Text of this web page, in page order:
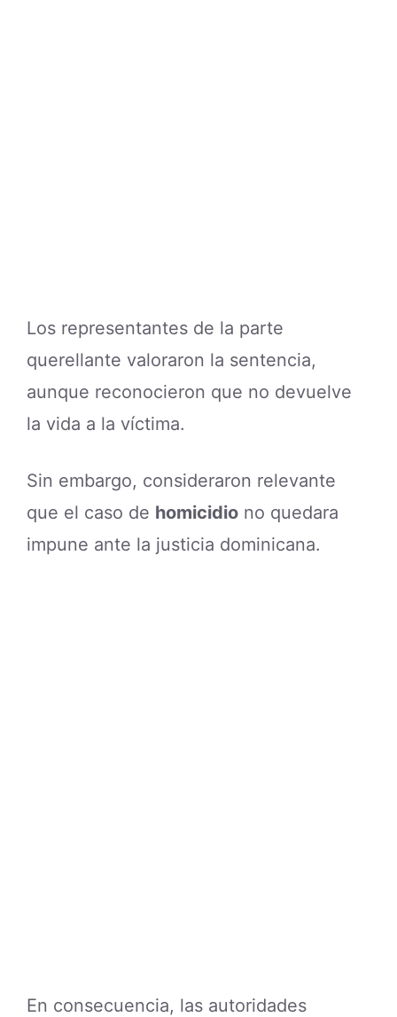
Los representantes de la parte
querellante valoraron la sentencia,
aunque reconocieron que no devuelve
la vida a la víctima.
Sin embargo, consideraron relevante
que el caso de homicidio no quedara
impune ante la justicia dominicana.
En consecuencia, las autoridades